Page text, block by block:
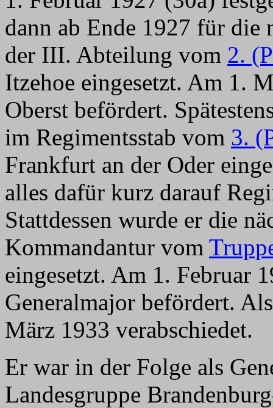
dann ab Ende 1927 für die
der III. Abteilung vom 2.
Itzehoe eingesetzt. Am 1.
Oberst befördert.
im Regimentsstab vom 3.
Frankfurt an der Oder
alles dafür kurz darauf
Stattdessen wurde er die
Kommandantur vom
eingesetzt. Am 1. Februar
Generalmajor befördert.
März 1933 verabschiedet.
Er war in der Folge als
Landesgruppe